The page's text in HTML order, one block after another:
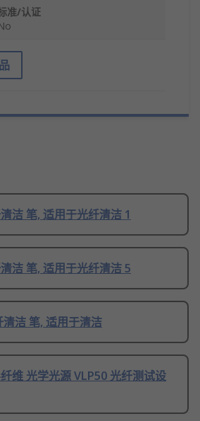
准/认证
洁 笔, 适用于光纤清洁 1
洁 笔, 适用于光纤清洁 5
洁 笔, 适用于清洁
维 光学光源 VLP50 光纤测试设